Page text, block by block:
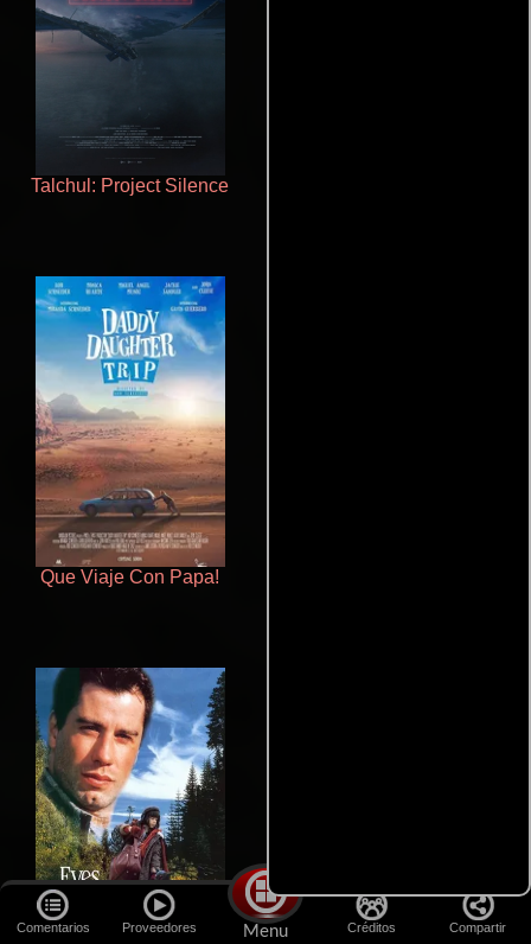
Comentarios Proveedores Menu Créditos Compartir
Talchul: Project Silence
Que Viaje Con Papa!